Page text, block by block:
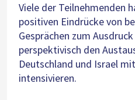
Viele der Teilnehmenden
positiven Eindrücke von
Gesprächen zum
perspektivisch den
Deutschland und Israel
intensivieren.